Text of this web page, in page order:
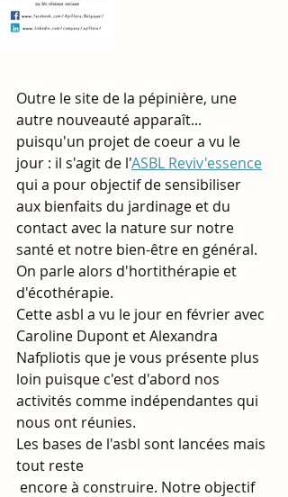
Outre le site de la pépinière, une
autre nouveauté apparaît...
puisqu'un projet de coeur a vu le
jour : il s'agit de l'ASBL Reviv'essence
qui a pour objectif de sensibiliser
aux bienfaits du jardinage et du
contact avec la nature sur notre
santé et notre bien-être en général.
On parle alors d'hortithérapie et
d'écothérapie.
Cette asbl a vu le jour en février avec
Caroline Dupont et Alexandra
Nafpliotis que je vous présente plus
loin puisque c'est d'abord nos
activités comme indépendantes qui
nous ont réunies.
Les bases de l'asbl sont lancées mais
tout reste